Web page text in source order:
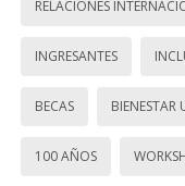
RELACIONES
INGRESANTES
BECAS BIENESTAR
100 AÑOS